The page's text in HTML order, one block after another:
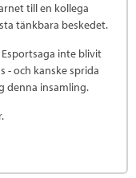
till en kollega
tänkbara beskedet.
inte blivit
- och kanske sprida
denna insamling.